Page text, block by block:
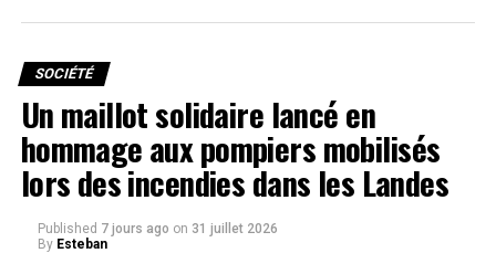
SOCIÉTÉ
Un maillot solidaire lancé en
hommage aux pompiers mobilisés
lors des incendies dans les Landes
Published 7 jours ago on 31 juillet 2026
By Esteban